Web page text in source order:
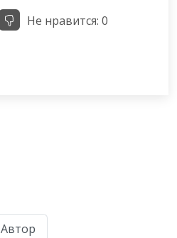
Не нравится: 0
Автор